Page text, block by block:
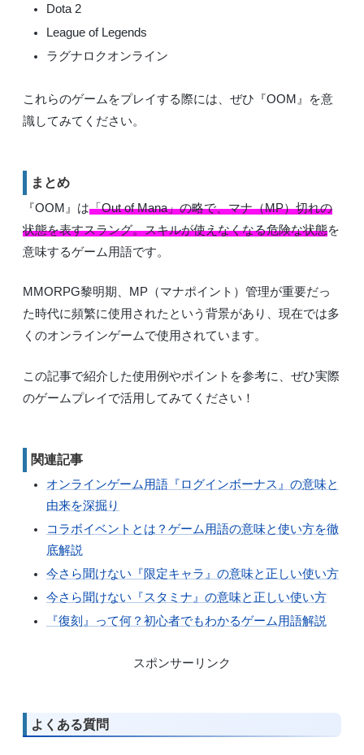
Dota 2
League of Legends
ラグナロクオンライン
これらのゲームをプレイする際には、ぜひ『OOM』を意
識してみてください。
まとめ
『OOM』は「Out of Mana」の略で、マナ（MP）切れの
状態を表すスラング。スキルが使えなくなる危険な状態を
意味するゲーム用語です。
MMORPG黎明期、MP（マナポイント）管理が重要だっ
た時代に頻繁に使用されたという背景があり、現在では多
くのオンラインゲームで使用されています。
この記事で紹介した使用例やポイントを参考に、ぜひ実際
のゲームプレイで活用してみてください！
関連記事
オンラインゲーム用語『ログインボーナス』の意味と
由来を深掘り
コラボイベントとは？ゲーム用語の意味と使い方を徹
底解説
今さら聞けない『限定キャラ』の意味と正しい使い方
今さら聞けない『スタミナ』の意味と正しい使い方
『復刻』って何？初心者でもわかるゲーム用語解説
スポンサーリンク
よくある質問